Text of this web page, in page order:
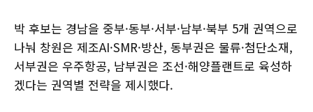
박 후보는 경남을 중부·동부·서부·남부·북부 5개 권역으로
나눠 창원은 제조AI·SMR·방산, 동부권은 물류·첨단소재,
서부권은 우주항공, 남부권은 조선·해양플랜트로 육성하
겠다는 권역별 전략을 제시했다.